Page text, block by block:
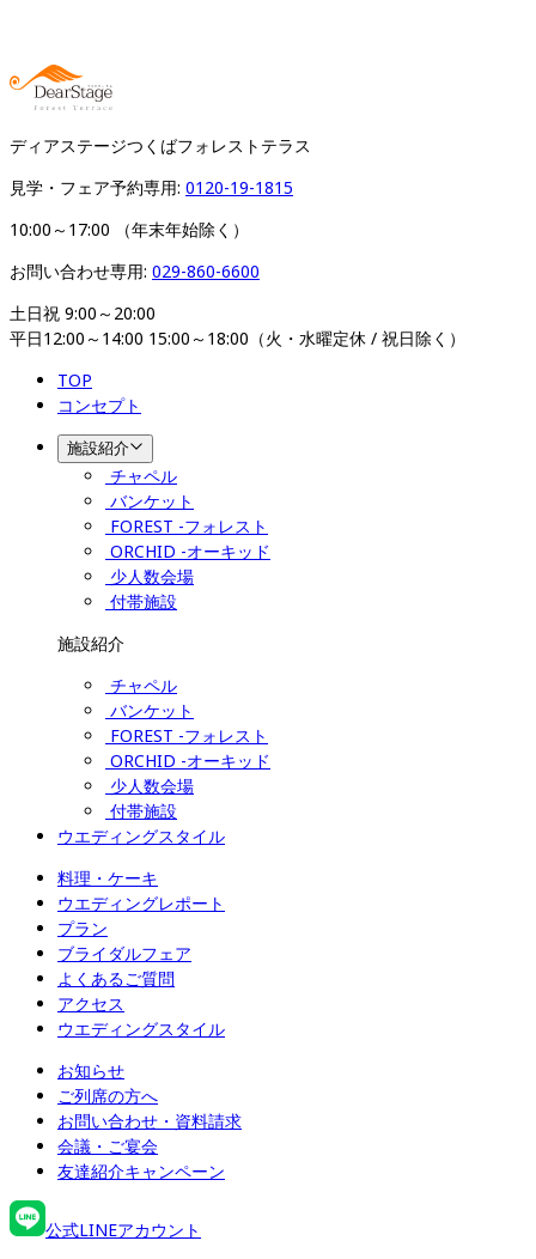
ディアステージつくばフォレストテラス
見学・フェア予約専用: 0120-19-1815
10:00～17:00 （年末年始除く）
お問い合わせ専用: 029-860-6600
土日祝 9:00～20:00
平日12:00～14:00 15:00～18:00（火・水曜定休 / 祝日除く）
TOP
コンセプト
施設紹介
チャペル
バンケット
FOREST -フォレスト
ORCHID -オーキッド
少人数会場
付帯施設
施設紹介
チャペル
バンケット
FOREST -フォレスト
ORCHID -オーキッド
少人数会場
付帯施設
ウエディングスタイル
料理・ケーキ
ウエディングレポート
プラン
ブライダルフェア
よくあるご質問
アクセス
ウエディングスタイル
お知らせ
ご列席の方へ
お問い合わせ・資料請求
会議・ご宴会
友達紹介キャンペーン
公式LINEアカウント